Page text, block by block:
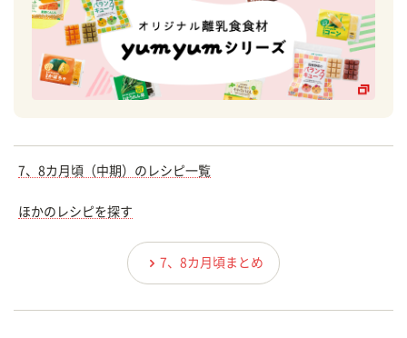
7、8カ月頃（中期）のレシピ一覧
ほかのレシピを探す
7、8カ月頃まとめ